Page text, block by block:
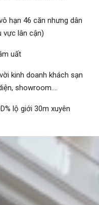
hạn 46 căn nhưng dân
vực lân cận)
uất
kinh doanh khách sạn
showroom….
lộ giới 30m xuyên